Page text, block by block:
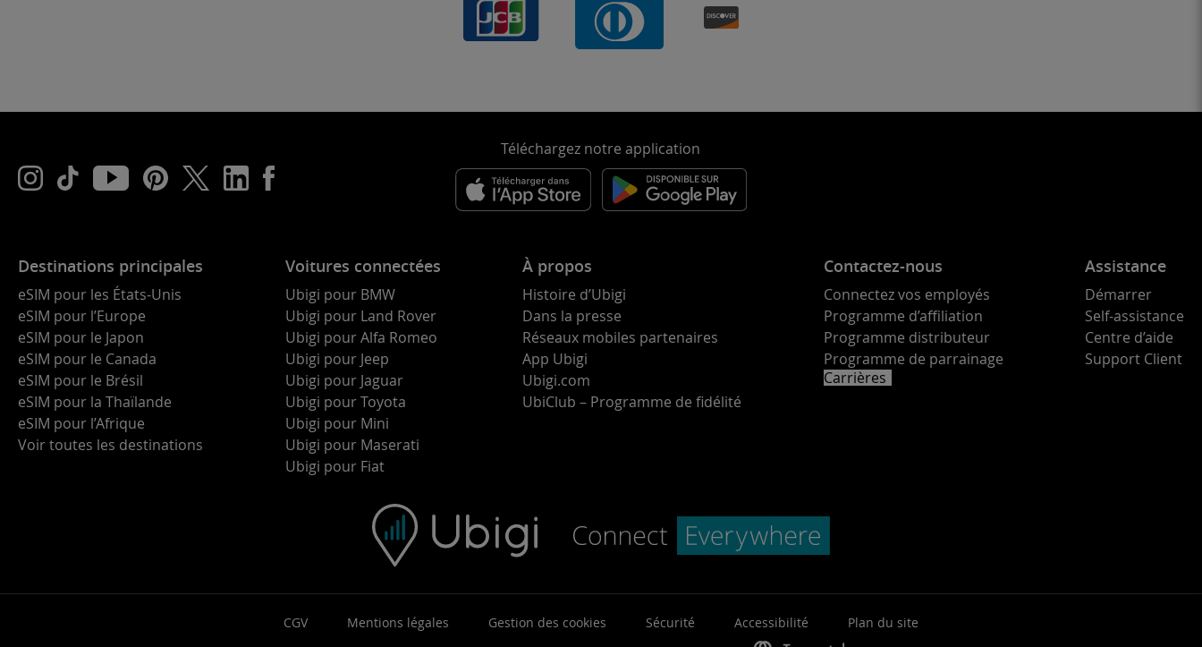
Téléchargez notre application
Destinations principales
eSIM pour les États-Unis
eSIM pour l’Europe
eSIM pour le Japon
eSIM pour le Canada
eSIM pour le Brésil
eSIM pour la Thaïlande
eSIM pour l’Afrique
Voir toutes les destinations
Voitures connectées
Ubigi pour BMW
Ubigi pour Land Rover
Ubigi pour Alfa Romeo
Ubigi pour Jeep
Ubigi pour Jaguar
Ubigi pour Toyota
Ubigi pour Mini
Ubigi pour Maserati
Ubigi pour Fiat
À propos
Histoire d’Ubigi
Dans la presse
Réseaux mobiles partenaires
App Ubigi
Ubigi.com
UbiClub – Programme de fidélité
Contactez-nous
Connectez vos employés
Programme d’affiliation
Programme distributeur
Programme de parrainage
Carrières
Assistance
Démarrer
Self-assistance
Centre d’aide
Support Client
CGV Mentions légales Gestion des cookies Sécurité Accessibilité
Plan du site